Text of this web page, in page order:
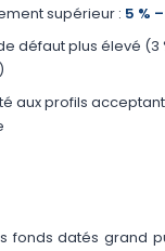
supérieur : 5 %
défaut plus élevé (3
aux profils
fonds datés grand